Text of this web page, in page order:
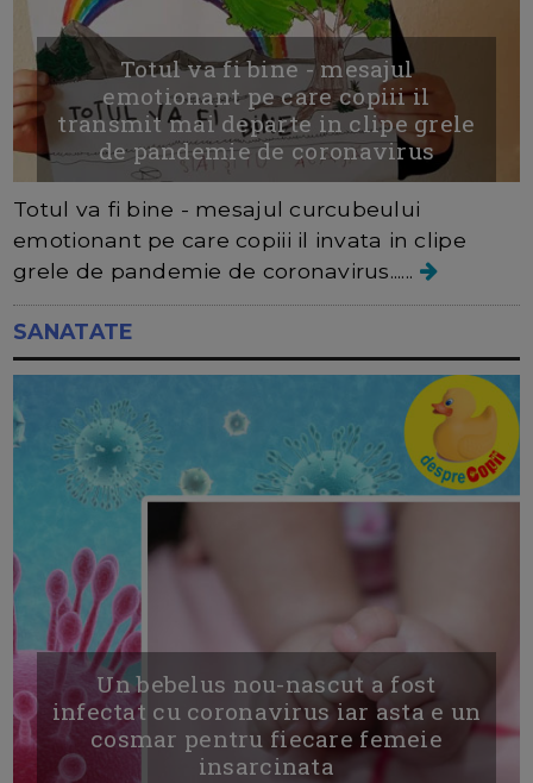
Totul va fi bine - mesajul
emotionant pe care copiii il
transmit mai departe in clipe grele
de pandemie de coronavirus
Totul va fi bine - mesajul curcubeului
emotionant pe care copiii il invata in clipe
grele de pandemie de coronavirus......
SANATATE
Un bebelus nou-nascut a fost
infectat cu coronavirus iar asta e un
cosmar pentru fiecare femeie
insarcinata